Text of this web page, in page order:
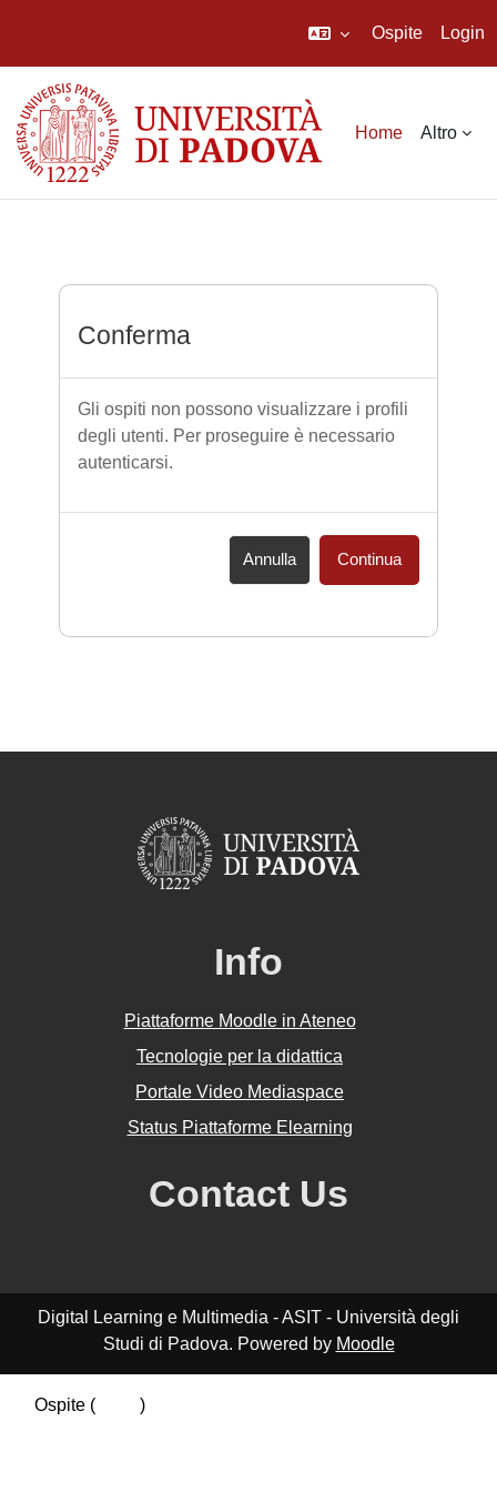
Ospite Login
Home Altro
Conferma
Gli ospiti non possono visualizzare i profili
degli utenti. Per proseguire è necessario
autenticarsi.
Annulla Continua
Info
Piattaforme Moodle in Ateneo
Tecnologie per la didattica
Portale Video Mediaspace
Status Piattaforme Elearning
Contact Us
Digital Learning e Multimedia - ASIT - Università degli
Studi di Padova. Powered by Moodle
Ospite (
)